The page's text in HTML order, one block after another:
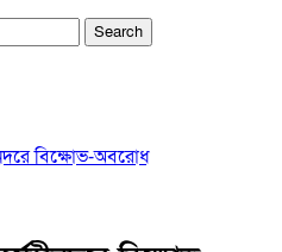
বিক্ষোভ-অবরোধ